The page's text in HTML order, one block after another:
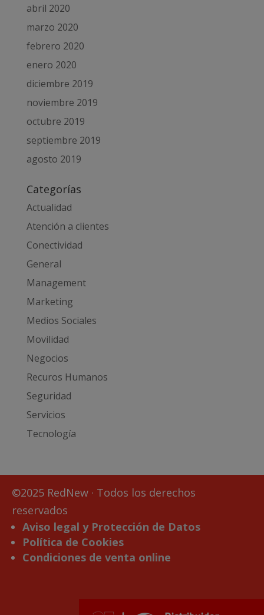
abril 2020
marzo 2020
febrero 2020
enero 2020
diciembre 2019
noviembre 2019
octubre 2019
septiembre 2019
agosto 2019
Categorías
Actualidad
Atención a clientes
Conectividad
General
Management
Marketing
Medios Sociales
Movilidad
Negocios
Recuros Humanos
Seguridad
Servicios
Tecnología
©2025 RedNew · Todos los derechos
reservados
Aviso legal y Protección de Datos
Política de Cookies
Condiciones de venta online